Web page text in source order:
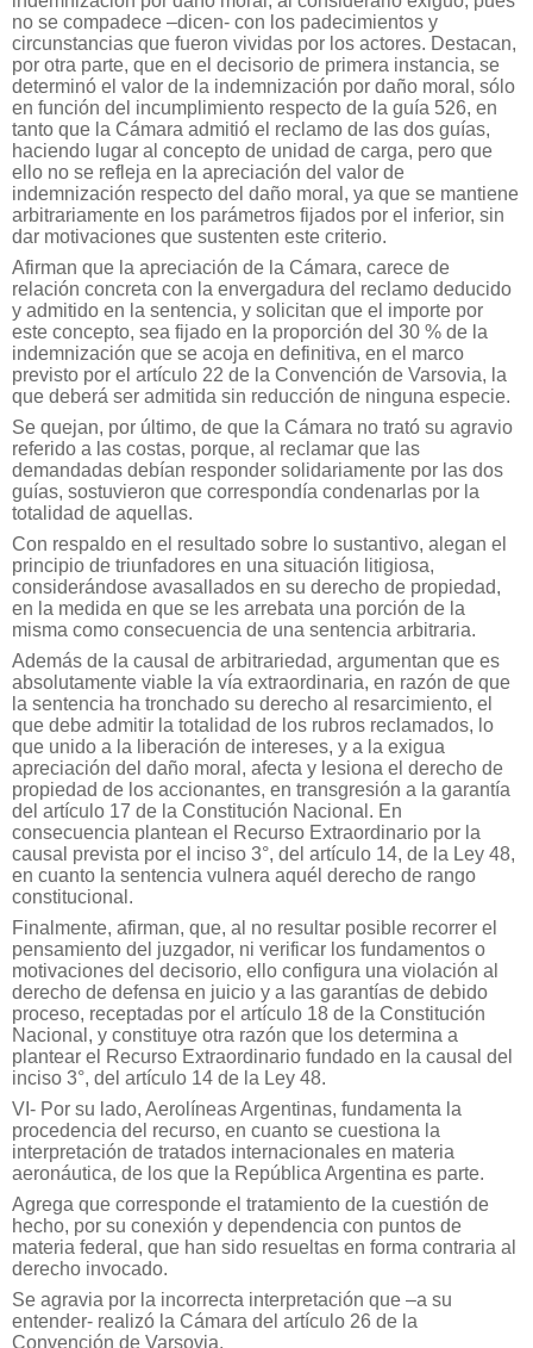
no se compadece –dicen- con los padecimientos y
circunstancias que fueron vividas por los actores. Destacan,
por otra parte, que en el decisorio de primera instancia, se
determinó el valor de la indemnización por daño moral, sólo
en función del incumplimiento respecto de la guía 526, en
tanto que la Cámara admitió el reclamo de las dos guías,
haciendo lugar al concepto de unidad de carga, pero que
ello no se refleja en la apreciación del valor de
indemnización respecto del daño moral, ya que se mantiene
arbitrariamente en los parámetros fijados por el inferior, sin
dar motivaciones que sustenten este criterio.
Afirman que la apreciación de la Cámara, carece de
relación concreta con la envergadura del reclamo deducido
y admitido en la sentencia, y solicitan que el importe por
este concepto, sea fijado en la proporción del 30 % de la
indemnización que se acoja en definitiva, en el marco
previsto por el artículo 22 de la Convención de Varsovia, la
que deberá ser admitida sin reducción de ninguna especie.
Se quejan, por último, de que la Cámara no trató su agravio
referido a las costas, porque, al reclamar que las
demandadas debían responder solidariamente por las dos
guías, sostuvieron que correspondía condenarlas por la
totalidad de aquellas.
Con respaldo en el resultado sobre lo sustantivo, alegan el
principio de triunfadores en una situación litigiosa,
considerándose avasallados en su derecho de propiedad,
en la medida en que se les arrebata una porción de la
misma como consecuencia de una sentencia arbitraria.
Además de la causal de arbitrariedad, argumentan que es
absolutamente viable la vía extraordinaria, en razón de que
la sentencia ha tronchado su derecho al resarcimiento, el
que debe admitir la totalidad de los rubros reclamados, lo
que unido a la liberación de intereses, y a la exigua
apreciación del daño moral, afecta y lesiona el derecho de
propiedad de los accionantes, en transgresión a la garantía
del artículo 17 de la Constitución Nacional. En
consecuencia plantean el Recurso Extraordinario por la
causal prevista por el inciso 3°, del artículo 14, de la Ley 48,
en cuanto la sentencia vulnera aquél derecho de rango
constitucional.
Finalmente, afirman, que, al no resultar posible recorrer el
pensamiento del juzgador, ni verificar los fundamentos o
motivaciones del decisorio, ello configura una violación al
derecho de defensa en juicio y a las garantías de debido
proceso, receptadas por el artículo 18 de la Constitución
Nacional, y constituye otra razón que los determina a
plantear el Recurso Extraordinario fundado en la causal del
inciso 3°, del artículo 14 de la Ley 48.
VI- Por su lado, Aerolíneas Argentinas, fundamenta la
procedencia del recurso, en cuanto se cuestiona la
interpretación de tratados internacionales en materia
aeronáutica, de los que la República Argentina es parte.
Agrega que corresponde el tratamiento de la cuestión de
hecho, por su conexión y dependencia con puntos de
materia federal, que han sido resueltas en forma contraria al
derecho invocado.
Se agravia por la incorrecta interpretación que –a su
entender- realizó la Cámara del artículo 26 de la
Convención de Varsovia.